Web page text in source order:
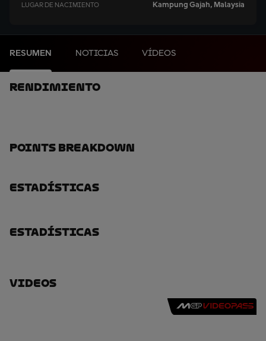
LUGAR DE NACIMIENTO Kampung Gajah, Malaysia
RESUMEN NOTICIAS VÍDEOS
Rendimiento
Points Breakdown
Estadísticas
Estadísticas
Videos